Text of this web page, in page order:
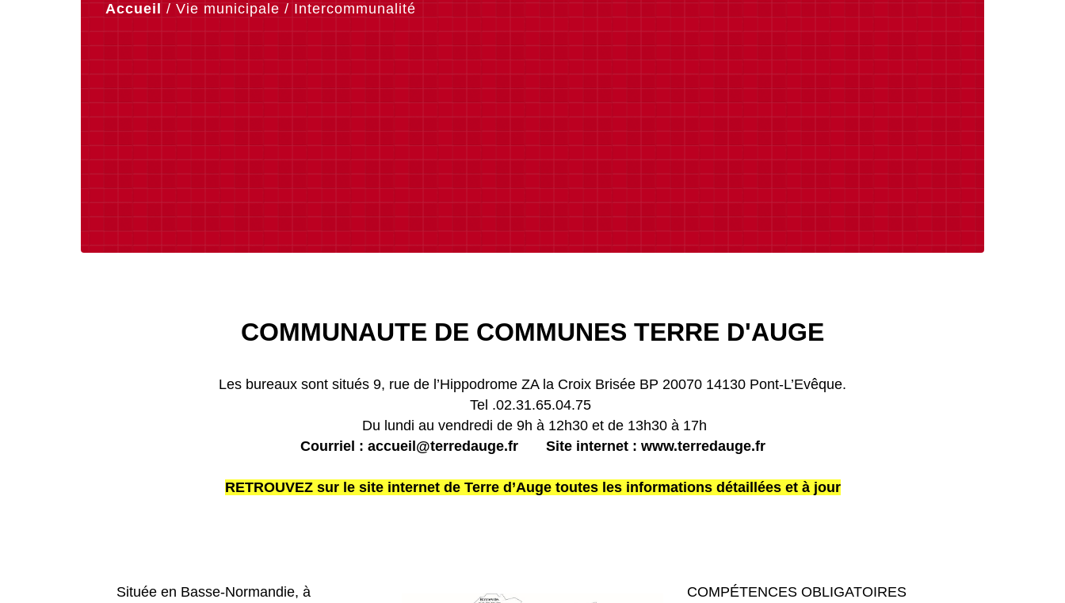
Accueil / Vie municipale / Intercommunalité
COMMUNAUTE DE COMMUNES TERRE D'AUGE
Les bureaux sont situés 9, rue de l’Hippodrome ZA la Croix Brisée BP 20070 14130 Pont-L’Evêque.
Tel .02.31.65.04.75
Du lundi au vendredi de 9h à 12h30 et de 13h30 à 17h
Courriel : accueil@terredauge.fr Site internet : www.terredauge.fr
RETROUVEZ sur le site internet de Terre d’Auge toutes les informations détaillées et à jour
Située en Basse-Normandie, à
COMPÉTENCES OBLIGATOIRES